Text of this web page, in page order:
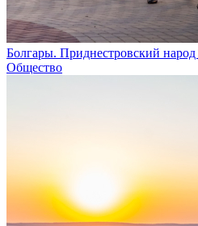
Болгары. Приднестровский народ
Общество